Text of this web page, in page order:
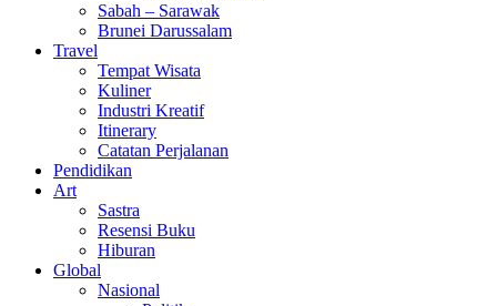
Sabah – Sarawak
Brunei Darussalam
Travel
Tempat Wisata
Kuliner
Industri Kreatif
Itinerary
Catatan Perjalanan
Pendidikan
Art
Sastra
Resensi Buku
Hiburan
Global
Nasional